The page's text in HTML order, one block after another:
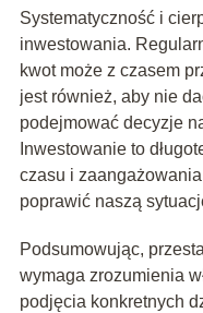
Systematyczność i
inwestowania.
kwot może z czasem
jest również, aby nie
podejmować decyzje
Inwestowanie to
czasu i
poprawić naszą
Podsumowując,
wymaga zrozumienia
podjęcia konkretnych